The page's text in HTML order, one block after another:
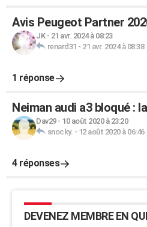
Avis Peugeot Partner
JK- 21 avr. 2024 à 08:23
renard31 - 21 avr. 2024 à 08:38
1 réponse
Neiman audi a3 bloqué :
Dav29- 10 août 2020 à 23:20
snocky. - 12 août 2020 à 06:46
4 réponses
DEVENEZ MEMBRE EN